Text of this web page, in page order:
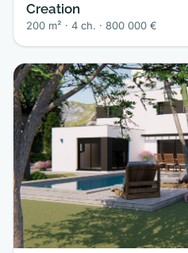
Creation
200 m² · 4 ch. · 800 000 €